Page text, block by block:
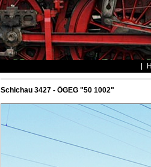
Schichau 3427 - ÖGEG "50 1002"